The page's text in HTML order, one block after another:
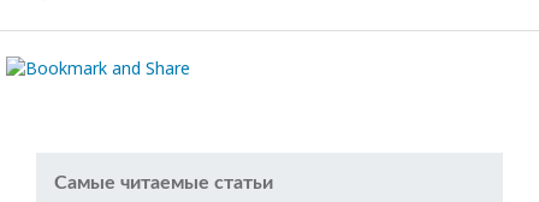
Самые читаемые статьи